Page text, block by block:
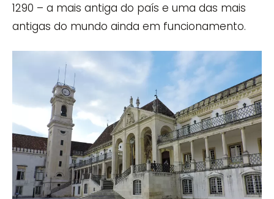
1290 – a mais antiga do país e uma das mais
antigas do mundo ainda em funcionamento.